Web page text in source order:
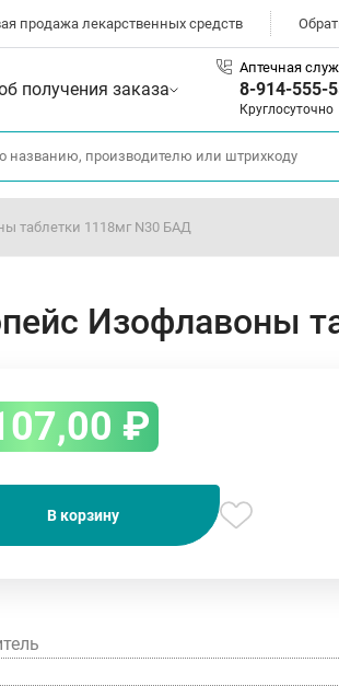
продажа лекарственных средств
получения заказа
Аптечная
8-914-555-
Круглосуточно
таблетки 1118мг N30 БАД
Изофлавоны
₽
В корзину